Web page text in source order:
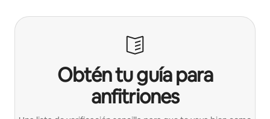
Obtén tu guía para
anfitriones